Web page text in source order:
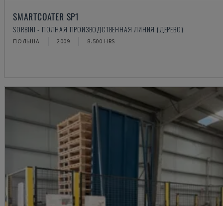
SMARTCOATER SP1
SORBINI - ПОЛНАЯ ПРОИЗВОДСТВЕННАЯ ЛИНИЯ (ДЕРЕВО)
ПОЛЬША 2009 8.500 HRS